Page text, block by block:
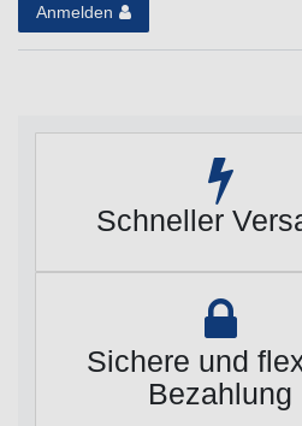
Anmelden
Schneller
Sichere und
Bezahlung